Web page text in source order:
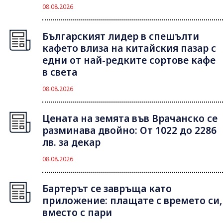
08.08.2026
Българският лидер в спешълти
кафето влиза на китайския пазар с
едни от най-редките сортове кафе
в света
08.08.2026
Цената на земята във Врачанско се
разминава двойно: От 1022 до 2286
лв. за декар
08.08.2026
Бартерът се завръща като
приложение: плащате с времето си,
вместо с пари